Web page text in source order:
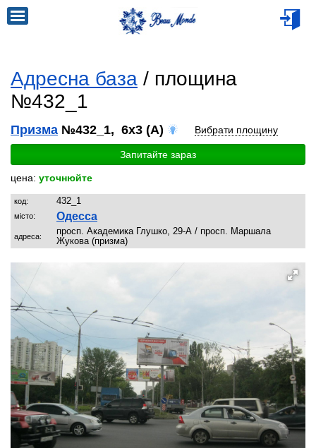
Адресна база / площина
№432_1
Призма №432_1, 6x3 (A) Вибрати площину
Запитайте зараз
цена: уточнюйте
код: 432_1
місто: Одесса
адреса:
просп. Академика Глушко, 29-А / просп. Маршала
Жукова (призма)